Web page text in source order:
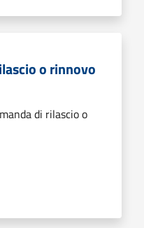
o rinnovo
di rilascio o